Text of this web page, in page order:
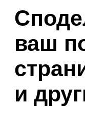
ваш
и